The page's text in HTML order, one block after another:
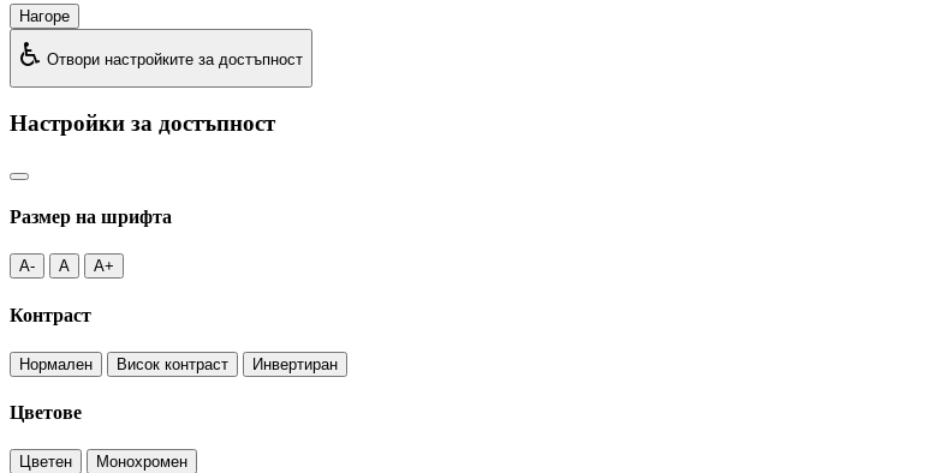
Нагоре
♿ Отвори настройките за достъпност
Настройки за достъпност
Размер на шрифта
A- A A+
Контраст
Нормален Висок контраст Инвертиран
Цветове
Цветен Монохромен